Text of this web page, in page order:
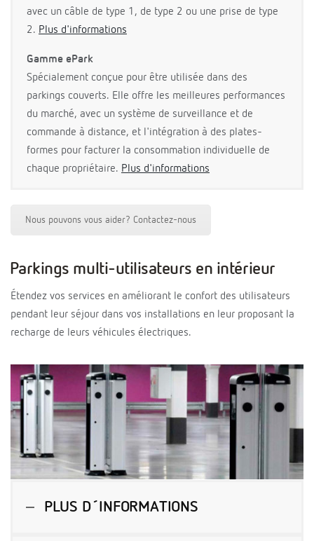
avec un câble de type 1, de type 2 ou une prise de type
2. Plus d'informations
Gamme ePark
Spécialement conçue pour être utilisée dans des
parkings couverts. Elle offre les meilleures performances
du marché, avec un système de surveillance et de
commande à distance, et l'intégration à des plates-
formes pour facturer la consommation individuelle de
chaque propriétaire. Plus d'informations
Nous pouvons vous aider? Contactez-nous
Parkings multi-utilisateurs en intérieur
Étendez vos services en améliorant le confort des utilisateurs
pendant leur séjour dans vos installations en leur proposant la
recharge de leurs véhicules électriques.
PLUS D´INFORMATIONS